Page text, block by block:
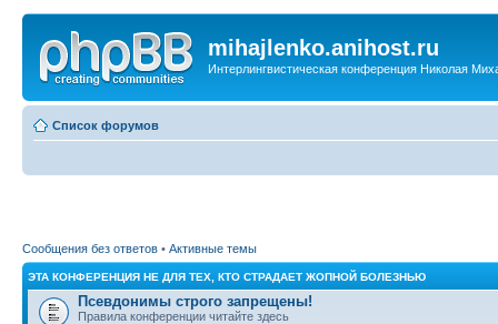
mihajlenko.anihost.ru
Интерлингвистическая конференция Николая
Список форумов
Сообщения без ответов • Активные темы
ЭТА КОНФЕРЕНЦИЯ НЕ ДЛЯ ТЕХ, КТО СТРАДАЕТ ЖОПНОЙ БОЛЕЗНЬЮ
Псевдонимы строго запрещены!
Правила конференции читайте здесь